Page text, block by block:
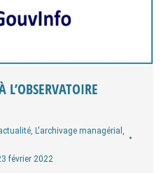
L'archivage managérial
février 2022